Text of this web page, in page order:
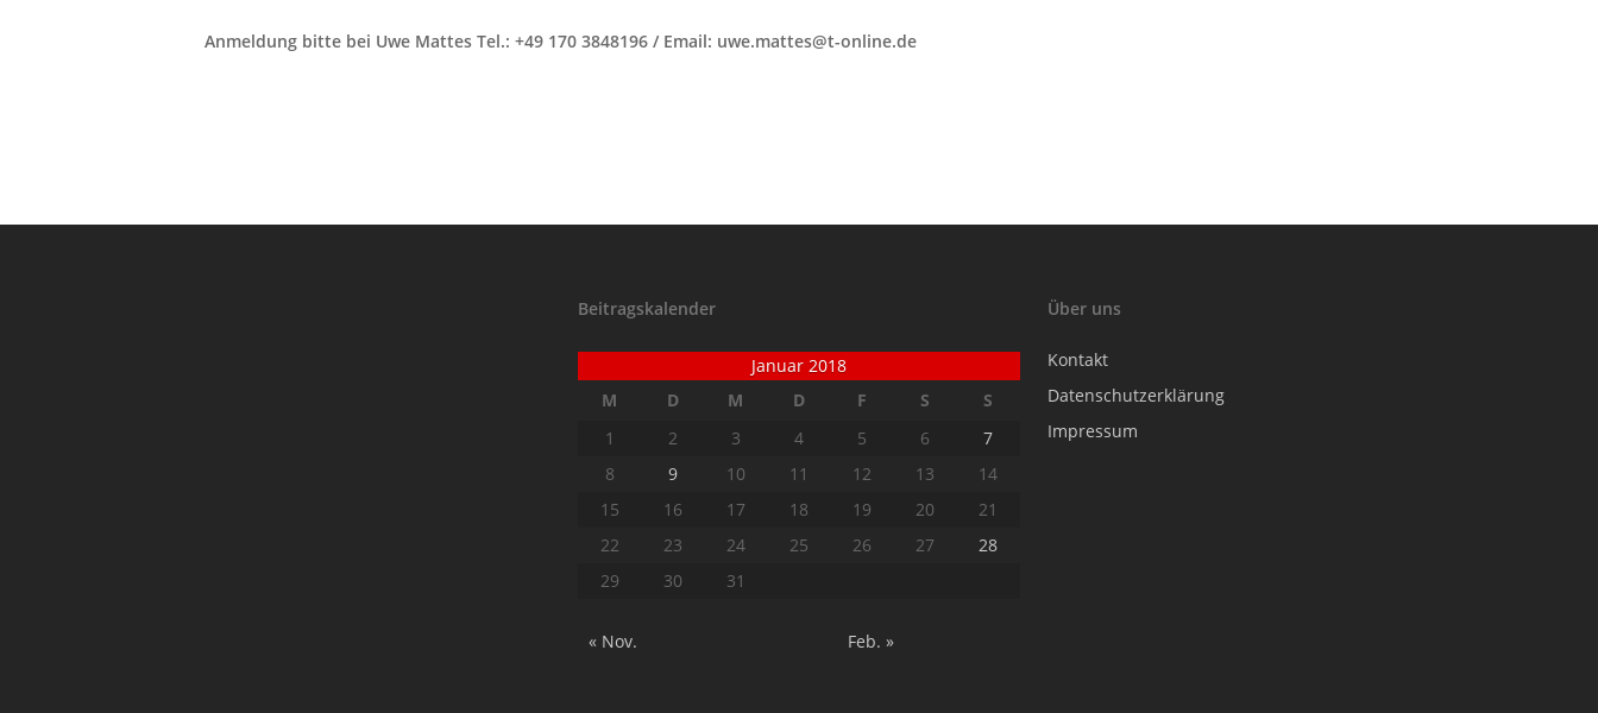
Anmeldung bitte bei Uwe Mattes Tel.: +49 170 3848196 / Email: uwe.mattes@t-online.de
Beitragskalender
Januar 2018
M
D M D F S
S
1
2 3 4 5 6
7
8
9 10 11 12 13
14
15
16 17 18 19 20
21
22
23 24 25 26 27
28
29
30 31
« Nov. Feb. »
Über uns
Kontakt
Datenschutzerklärung
Impressum